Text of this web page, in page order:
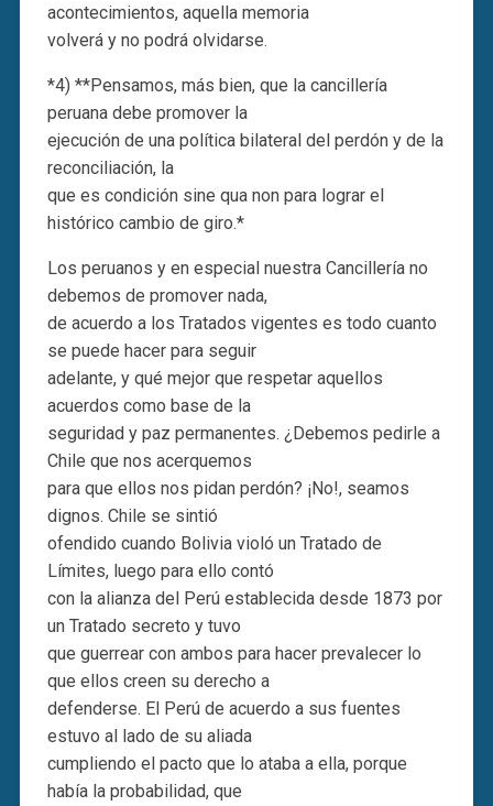
acontecimientos, aquella memoria
volverá y no podrá olvidarse.
*4) **Pensamos, más bien, que la cancillería
peruana debe promover la
ejecución de una política bilateral del perdón y de la
reconciliación, la
que es condición sine qua non para lograr el
histórico cambio de giro.*
Los peruanos y en especial nuestra Cancillería no
debemos de promover nada,
de acuerdo a los Tratados vigentes es todo cuanto
se puede hacer para seguir
adelante, y qué mejor que respetar aquellos
acuerdos como base de la
seguridad y paz permanentes. ¿Debemos pedirle a
Chile que nos acerquemos
para que ellos nos pidan perdón? ¡No!, seamos
dignos. Chile se sintió
ofendido cuando Bolivia violó un Tratado de
Límites, luego para ello contó
con la alianza del Perú establecida desde 1873 por
un Tratado secreto y tuvo
que guerrear con ambos para hacer prevalecer lo
que ellos creen su derecho a
defenderse. El Perú de acuerdo a sus fuentes
estuvo al lado de su aliada
cumpliendo el pacto que lo ataba a ella, porque
había la probabilidad, que